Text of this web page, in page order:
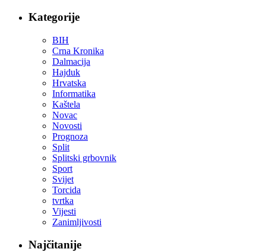
Kategorije
BIH
Crna Kronika
Dalmacija
Hajduk
Hrvatska
Informatika
Kaštela
Novac
Novosti
Prognoza
Split
Splitski grbovnik
Sport
Svijet
Torcida
tvrtka
Vijesti
Zanimljivosti
Najčitanije